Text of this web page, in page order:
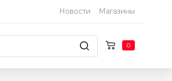
Новости Магазины
0